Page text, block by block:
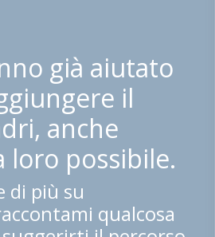
già aiutato
il
anche
loro possibile.
di più su
qualcosa